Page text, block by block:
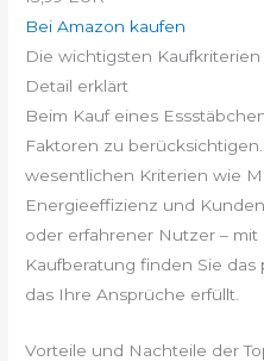
Bei Amazon kaufen
Die wichtigsten
Detail erklärt
Beim Kauf eines
Faktoren zu
wesentlichen Kriterien wie
Energieeffizienz und
oder erfahrener Nutzer –
Kaufberatung finden Sie das
das Ihre Ansprüche erfüllt.
Vorteile und Nachteile der